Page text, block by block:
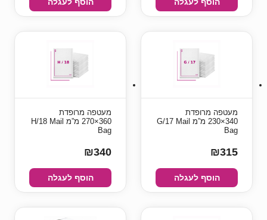
מעטפה מרופדת
340×230 מ”מ G/17 Mail
Bag
₪315
הוסף לעגלה
מעטפה מרופדת
360×270 מ”מ H/18 Mail
Bag
₪340
הוסף לעגלה